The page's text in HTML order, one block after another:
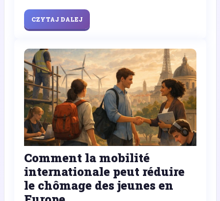
CZYTAJ DALEJ
Comment la mobilité
internationale peut réduire
le chômage des jeunes en